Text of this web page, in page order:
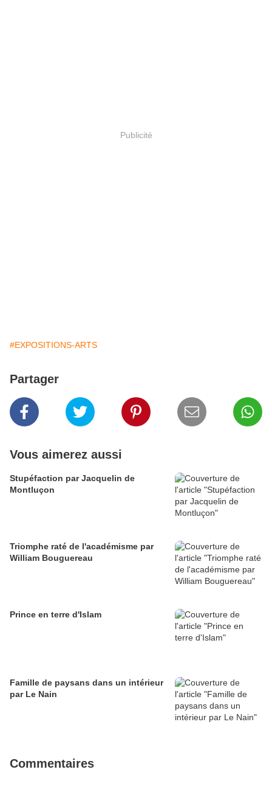
Publicité
#EXPOSITIONS-ARTS
Partager
Vous aimerez aussi
Stupéfaction par Jacquelin de
Montluçon
Triomphe raté de l'académisme par
William Bouguereau
Prince en terre d'Islam
Famille de paysans dans un intérieur
par Le Nain
Commentaires